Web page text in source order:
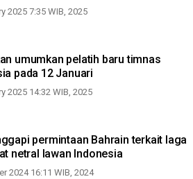
2025 7:35 WIB, 2025
umumkan pelatih baru timnas
pada 12 Januari
2025 14:32 WIB, 2025
permintaan Bahrain terkait laga
netral lawan Indonesia
2024 16:11 WIB, 2024